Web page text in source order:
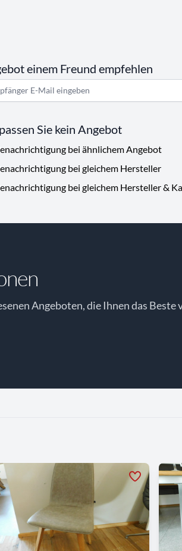
einem Freund empfehlen
Sie kein Angebot
bei ähnlichem Angebot
bei gleichem Hersteller
bei gleichem Hersteller &
Angeboten, die Ihnen das Beste